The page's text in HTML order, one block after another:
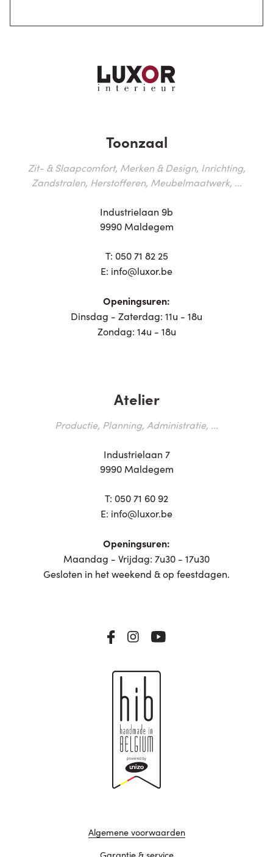
Toonzaal
Zit- & Slaapcomfort, Merken & Design, Inrichting,
Zandstralen, Herstofferen, Meubelmaatwerk, ...
Industrielaan 9b
9990 Maldegem
T: 050 71 82 25
E: info@luxor.be
Openingsuren:
Dinsdag - Zaterdag: 11u - 18u
Zondag: 14u - 18u
Atelier
Productie, Planning, Administratie, ...
Industrielaan 7
9990 Maldegem
T: 050 71 60 92
E: info@luxor.be
Openingsuren:
Maandag - Vrijdag: 7u30 - 17u30
Gesloten in het weekend & op feestdagen.
Algemene voorwaarden